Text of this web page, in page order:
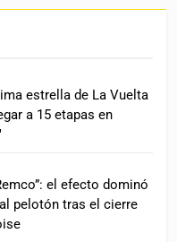
estrella de La Vuelta
a 15 etapas en
el efecto dominó
pelotón tras el cierre